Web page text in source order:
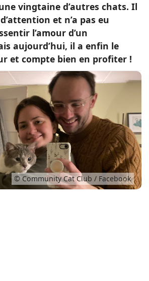
Tops
Sauvetages
vingtaine d’autres chats. Il
et n’a pas eu
l’amour d’un
aujourd’hui, il a enfin le
et compte bien en profiter !
© Community Cat Club / Facebook